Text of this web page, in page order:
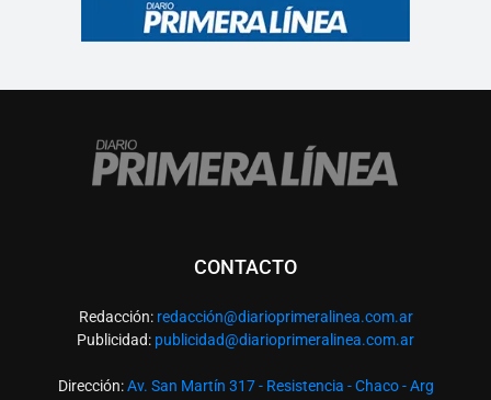
CONTACTO
Redacción: redacción@diarioprimeralinea.com.ar
Publicidad: publicidad@diarioprimeralinea.com.ar
Dirección:Av. San Martín 317 - Resistencia - Chaco - Arg